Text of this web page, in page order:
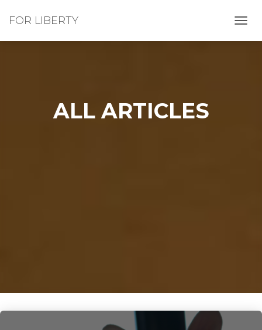
FOR LIBERTY
ビ
ALL ARTICLES